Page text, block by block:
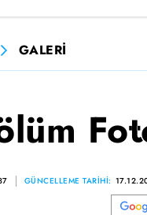
GALERİ
GÜNCELLEME TARİHİ: